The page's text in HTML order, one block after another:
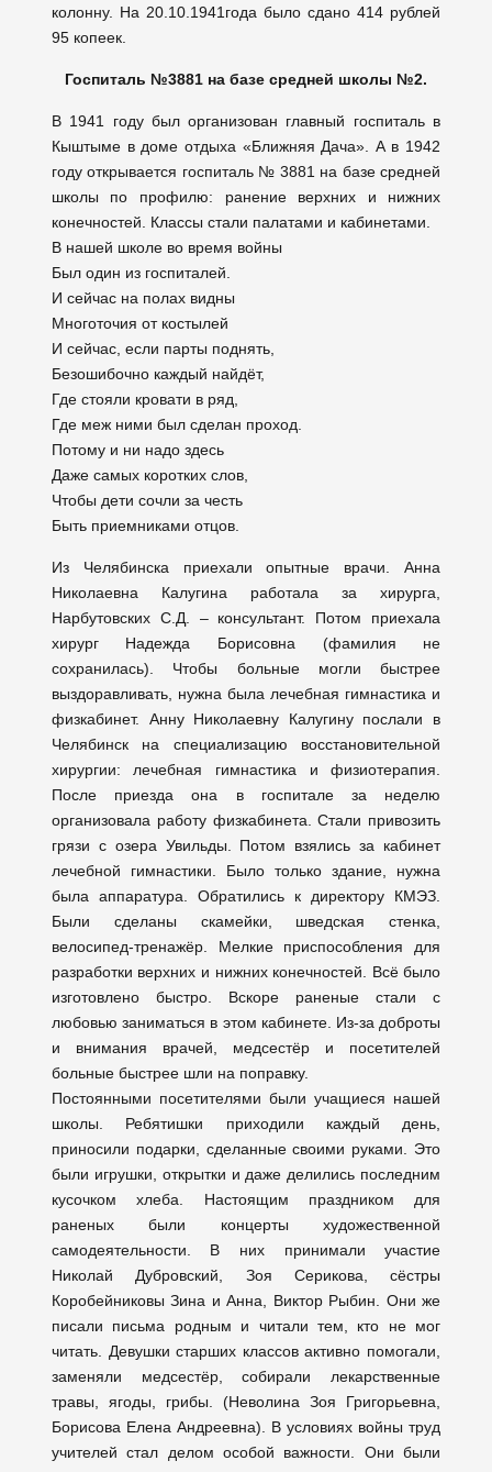
колонну. На 20.10.1941года было сдано 414 рублей
95 копеек.
Госпиталь №3881 на базе средней школы №2.
В 1941 году был организован главный госпиталь в
Кыштыме в доме отдыха «Ближняя Дача». А в 1942
году открывается госпиталь № 3881 на базе средней
школы по профилю: ранение верхних и нижних
конечностей. Классы стали палатами и кабинетами.
В нашей школе во время войны
Был один из госпиталей.
И сейчас на полах видны
Многоточия от костылей
И сейчас, если парты поднять,
Безошибочно каждый найдёт,
Где стояли кровати в ряд,
Где меж ними был сделан проход.
Потому и ни надо здесь
Даже самых коротких слов,
Чтобы дети сочли за честь
Быть приемниками отцов.
Из Челябинска приехали опытные врачи. Анна
Николаевна Калугина работала за хирурга,
Нарбутовских С.Д. – консультант. Потом приехала
хирург Надежда Борисовна (фамилия не
сохранилась). Чтобы больные могли быстрее
выздоравливать, нужна была лечебная гимнастика и
физкабинет. Анну Николаевну Калугину послали в
Челябинск на специализацию восстановительной
хирургии: лечебная гимнастика и физиотерапия.
После приезда она в госпитале за неделю
организовала работу физкабинета. Стали привозить
грязи с озера Увильды. Потом взялись за кабинет
лечебной гимнастики. Было только здание, нужна
была аппаратура. Обратились к директору КМЭЗ.
Были сделаны скамейки, шведская стенка,
велосипед-тренажёр. Мелкие приспособления для
разработки верхних и нижних конечностей. Всё было
изготовлено быстро. Вскоре раненые стали с
любовью заниматься в этом кабинете. Из-за доброты
и внимания врачей, медсестёр и посетителей
больные быстрее шли на поправку.
Постоянными посетителями были учащиеся нашей
школы. Ребятишки приходили каждый день,
приносили подарки, сделанные своими руками. Это
были игрушки, открытки и даже делились последним
кусочком хлеба. Настоящим праздником для
раненых были концерты художественной
самодеятельности. В них принимали участие
Николай Дубровский, Зоя Серикова, сёстры
Коробейниковы Зина и Анна, Виктор Рыбин. Они же
писали письма родным и читали тем, кто не мог
читать. Девушки старших классов активно помогали,
заменяли медсестёр, собирали лекарственные
травы, ягоды, грибы. (Неволина Зоя Григорьевна,
Борисова Елена Андреевна). В условиях войны труд
учителей стал делом особой важности. Они были